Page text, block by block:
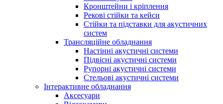
Кронштейни і кріплення
Рекові стійки та кейси
Стійки та підставки для акустичних
систем
Трансляційне обладнання
Настінні акустичні системи
Підвісні акустичні системи
Рупорні акустичні системи
Стельові акустичні системи
Інтерактивне обладнання
Аксесуари